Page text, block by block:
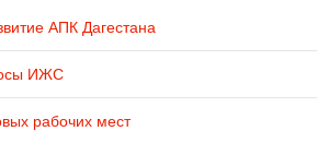
АПК Дагестана
ИЖС
рабочих мест